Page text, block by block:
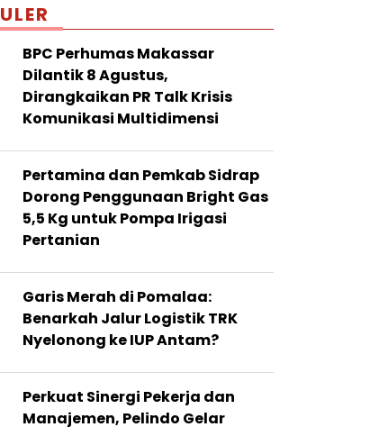
BPC Perhumas Makassar
Dilantik 8 Agustus,
Dirangkaikan PR Talk Krisis
Komunikasi Multidimensi
Pertamina dan Pemkab Sidrap
Dorong Penggunaan Bright Gas
5,5 Kg untuk Pompa Irigasi
Pertanian
Garis Merah di Pomalaa:
Benarkah Jalur Logistik TRK
Nyelonong ke IUP Antam?
Perkuat Sinergi Pekerja dan
Manajemen, Pelindo Gelar